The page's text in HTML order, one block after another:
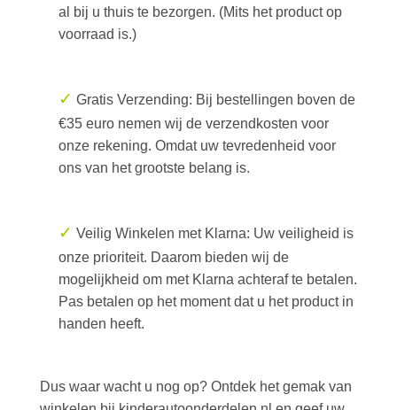
al bij u thuis te bezorgen. (Mits het product op
voorraad is.)
✓ Gratis Verzending: Bij bestellingen boven de
€35 euro nemen wij de verzendkosten voor
onze rekening. Omdat uw tevredenheid voor
ons van het grootste belang is.
✓ Veilig Winkelen met Klarna: Uw veiligheid is
onze prioriteit. Daarom bieden wij de
mogelijkheid om met Klarna achteraf te betalen.
Pas betalen op het moment dat u het product in
handen heeft.
Dus waar wacht u nog op? Ontdek het gemak van